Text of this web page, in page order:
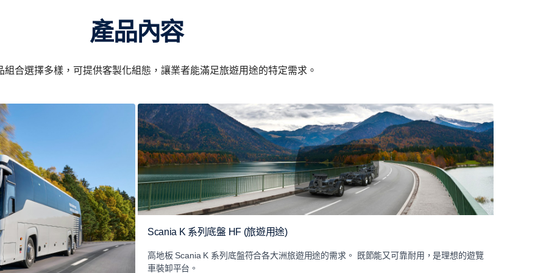
產品內容
組合選擇多樣，可提供客製化組態，讓業者能滿足旅遊用途的特定需求。
Scania K 系列底盤 HF (旅遊用途)
高地板 Scania K 系列底盤符合各大洲旅遊用途的需求。 既節能又可靠耐用，是理想的遊覽
車裝卸平台。